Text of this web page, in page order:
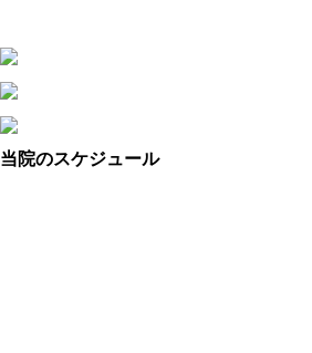
当院のスケジュール